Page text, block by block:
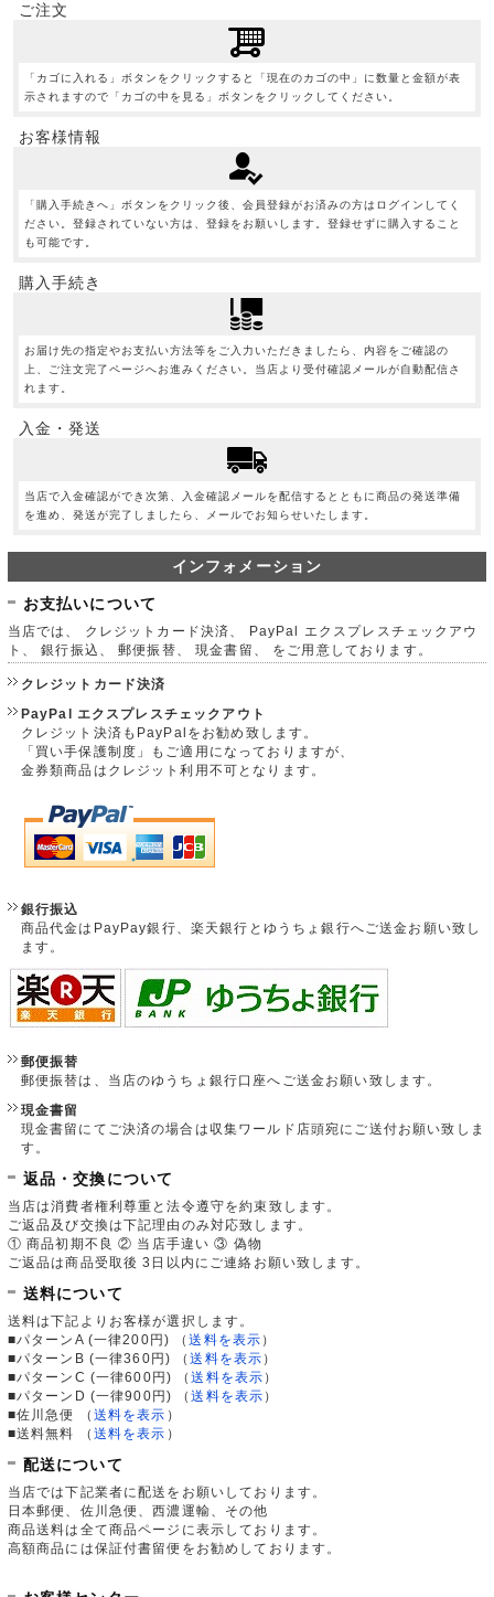
ご注文
「カゴに入れる」ボタンをクリックすると「現在のカゴの中」に数量と金額が表
示されますので「カゴの中を見る」ボタンをクリックしてください。
お客様情報
「購入手続きへ」ボタンをクリック後、会員登録がお済みの方はログインしてく
ださい。登録されていない方は、登録をお願いします。登録せずに購入すること
も可能です。
購入手続き
お届け先の指定やお支払い方法等をご入力いただきましたら、内容をご確認の
上、ご注文完了ページへお進みください。当店より受付確認メールが自動配信さ
れます。
入金・発送
当店で入金確認ができ次第、入金確認メールを配信するとともに商品の発送準備
を進め、発送が完了しましたら、メールでお知らせいたします。
インフォメーション
お支払いについて
当店では、 クレジットカード決済、 PayPal エクスプレスチェックアウ
ト、 銀行振込、 郵便振替、 現金書留、 をご用意しております。
クレジットカード決済
PayPal エクスプレスチェックアウト
クレジット決済もPayPalをお勧め致します。
「買い手保護制度」もご適用になっておりますが、
金券類商品はクレジット利用不可となります。
銀行振込
商品代金はPayPay銀行、楽天銀行とゆうちょ銀行へご送金お願い致し
ます。
郵便振替
郵便振替は、当店のゆうちょ銀行口座へご送金お願い致します。
現金書留
現金書留にてご決済の場合は収集ワールド店頭宛にご送付お願い致しま
す。
返品・交換について
当店は消費者権利尊重と法令遵守を約束致します。
ご返品及び交換は下記理由のみ対応致します。
① 商品初期不良 ② 当店手違い ③ 偽物
ご返品は商品受取後 3日以内にご連絡お願い致します。
送料について
送料は下記よりお客様が選択します。
■パターンA (一律200円)
（送料を表示 ）
■パターンB (一律360円)
（送料を表示 ）
■パターンC (一律600円)
（送料を表示 ）
■パターンD (一律900円)
（送料を表示 ）
■佐川急便
（ 送料を表示 ）
■送料無料
（ 送料を表示 ）
配送について
当店では下記業者に配送をお願いしております。
日本郵便、佐川急便、西濃運輸、その他
商品送料は全て商品ページに表示しております。
高額商品には保証付書留便をお勧めしております。